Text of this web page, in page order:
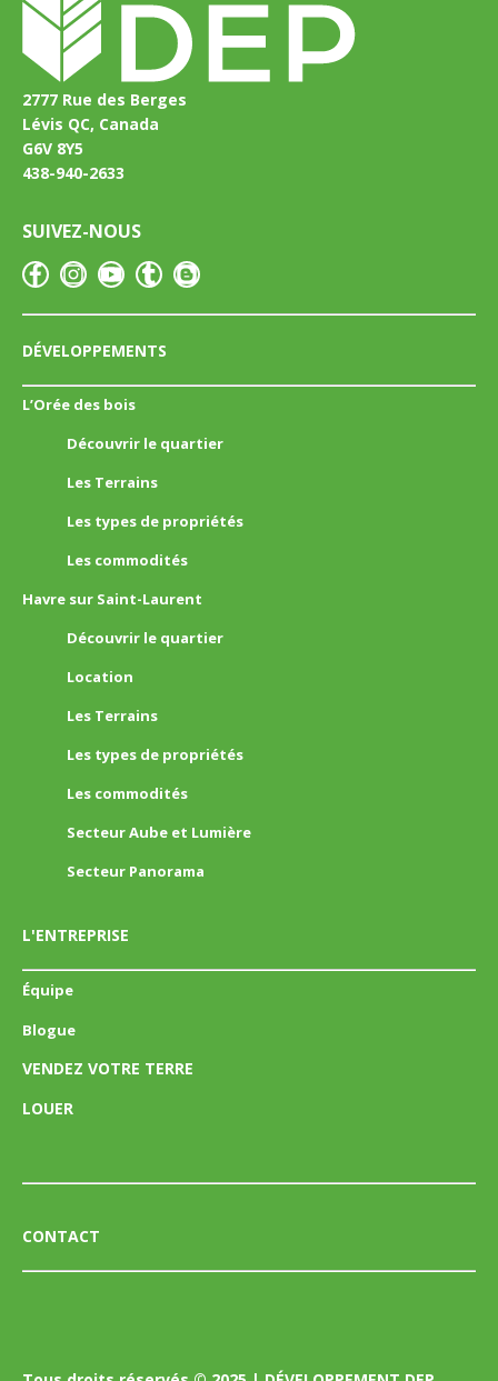
2777 Rue des Berges
Lévis QC, Canada
G6V 8Y5
438-940-2633
SUIVEZ-NOUS
DÉVELOPPEMENTS
L’Orée des bois
Découvrir le quartier
Les Terrains
Les types de propriétés
Les commodités
Havre sur Saint-Laurent
Découvrir le quartier
Location
Les Terrains
Les types de propriétés
Les commodités
Secteur Aube et Lumière
Secteur Panorama
L'ENTREPRISE
Équipe
Blogue
VENDEZ VOTRE TERRE
LOUER
CONTACT